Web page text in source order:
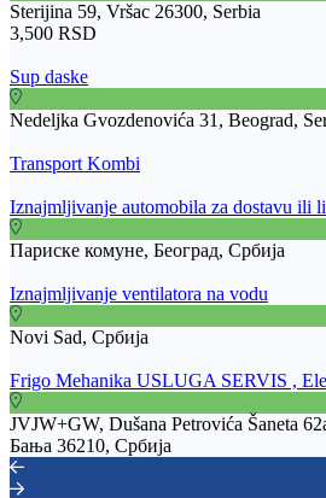
Sterijina 59, Vršac 26300, Serbia
3,500 RSD
Sup daske
Nedeljka Gvozdenovića 31, Beograd,
Transport Kombi
Iznajmljivanje automobila za dostavu ili
Париске комуне, Београд, Србија
Iznajmljivanje ventilatora na vodu
Novi Sad, Србија
Frigo Mehanika USLUGA SERVIS ,
JVJW+GW, Dušana Petrovića Šaneta
Бања 36210, Србија